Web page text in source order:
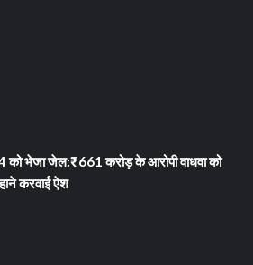
को भेजा जेल:₹661 करोड़ के आरोपी वाधवा को
करवाई ऐश